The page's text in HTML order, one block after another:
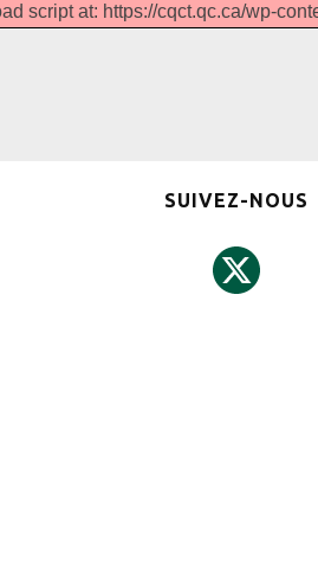
script at: https://cqct.qc.ca/wp-
SUIVEZ-NOUS